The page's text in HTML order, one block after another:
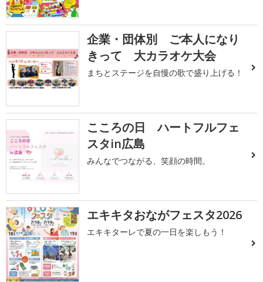
企業・団体別 ご本人になり
きって 大カラオケ大会
まちとステージを自慢の歌で盛り上げる！
こころの日 ハートフルフェ
スタin広島
みんなでつながる、笑顔の時間。
エキキタおながフェスタ2026
エキキターレで夏の一日を楽しもう！